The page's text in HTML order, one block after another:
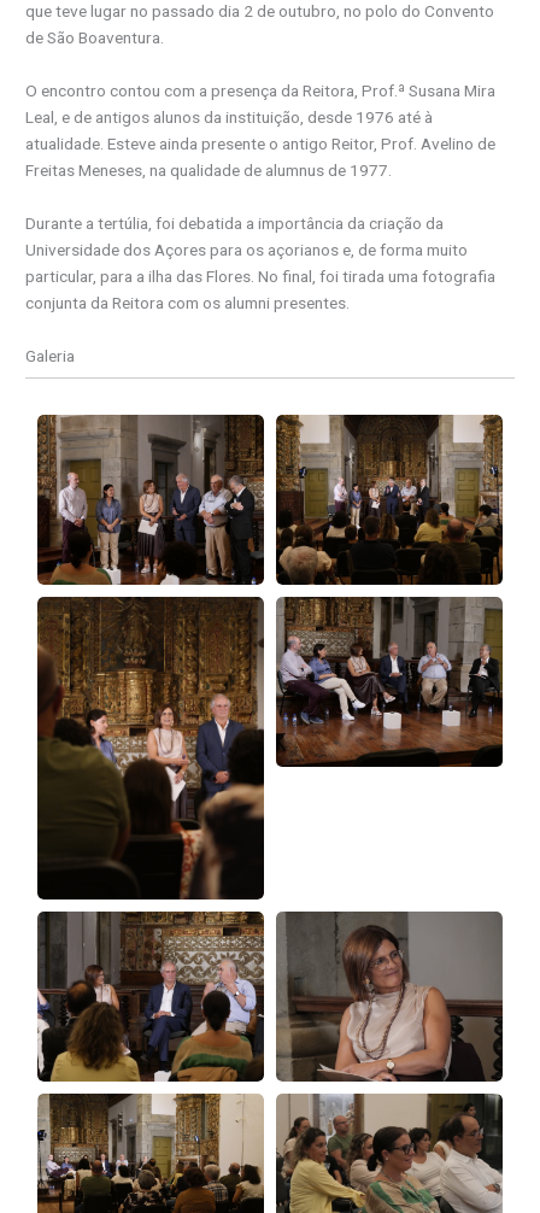
que teve lugar no passado dia 2 de outubro, no polo do Convento
de São Boaventura.
O encontro contou com a presença da Reitora, Prof.ª Susana Mira
Leal, e de antigos alunos da instituição, desde 1976 até à
atualidade. Esteve ainda presente o antigo Reitor, Prof. Avelino de
Freitas Meneses, na qualidade de alumnus de 1977.
Durante a tertúlia, foi debatida a importância da criação da
Universidade dos Açores para os açorianos e, de forma muito
particular, para a ilha das Flores. No final, foi tirada uma fotografia
conjunta da Reitora com os alumni presentes.
Galeria